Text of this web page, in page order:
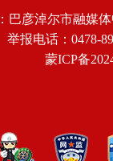
巴彦淖尔市融媒
举报电话：0478-
蒙ICP备